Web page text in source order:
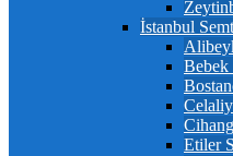
İstanbul
Bebek
Etiler